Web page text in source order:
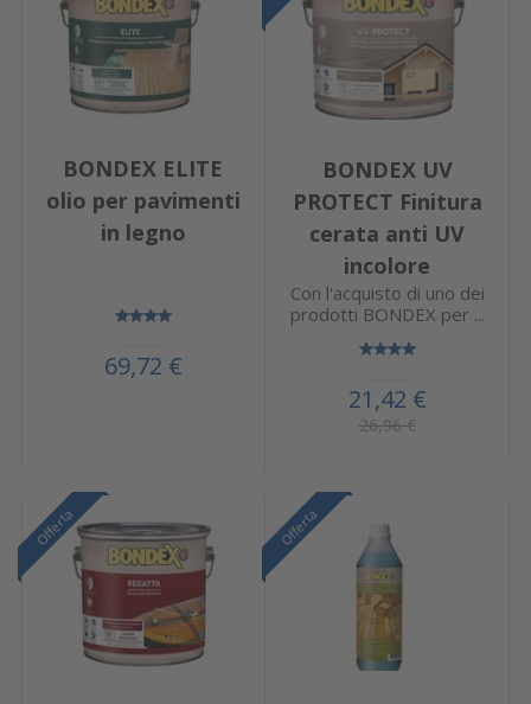
BONDEX ELITE
olio per pavimenti
in legno
69,72 €
BONDEX UV
PROTECT Finitura
cerata anti UV
incolore
Con l'acquisto di uno dei
prodotti BONDEX per ...
21,42 €
26,96 €
Offerta Offerta